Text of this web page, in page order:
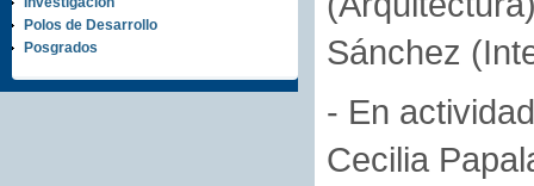
Polos de Desarrollo
Posgrados
Sánchez
- En
Cecilia